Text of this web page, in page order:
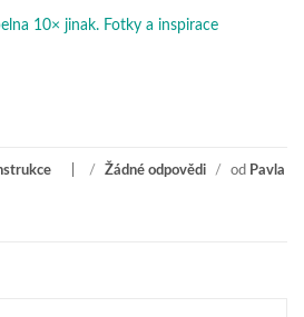
10× jinak. Fotky a inspirace
/ Žádné odpovědi / od Pavla